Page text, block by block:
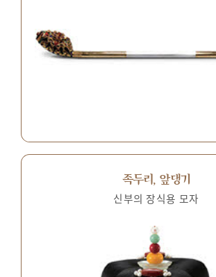
족두리, 앞댕기
신부의 장식용 모자